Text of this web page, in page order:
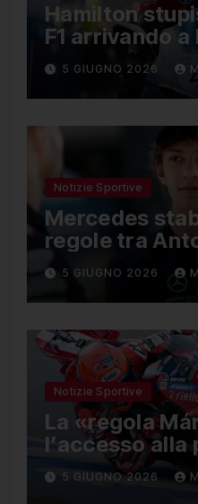
Hamilton
F1 arrivando
una Ducati in
limitata
5 GIUGNO 2026
Notizie Sportive
Mercedes
regole tra
5 GIUGNO 2026
Notizie Sportive
La «regola
l’accesso alla
ufficialmente
regolamento
5 GIUGNO 2026